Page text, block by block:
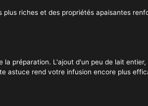
riches et des propriétés apaisantes
la préparation. L'ajout d'un peu de lait entier,
astuce rend votre infusion encore plus